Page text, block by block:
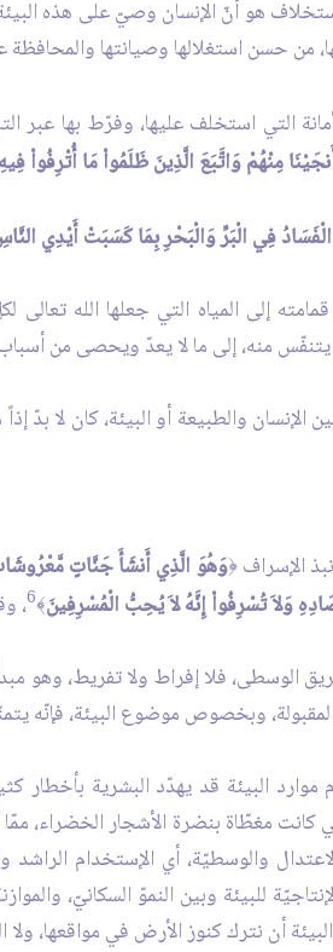
هو أنّ الإنسان وصيّ على هذه
حسن استغلالها وصيانتها والمحافظة
التي استخلف عليها، وفرّط بها عبر
مِنْهُمْ وَاتَّبَعَ الَّذِينَ ظَلَمُواْ مَا أُتْرِفُواْ
فِي الْبَرِّ وَالْبَحْرِ بِمَا كَسَبَتْ أَيْدِي
إلى المياه التي جعلها الله
يتنفّس منه، إلى ما لا يعدّ ويحصى من
الإنسان والطبيعة أو البيئة، كان لا بدّ
الإسراف﴿وَهُوَ الَّذِي أَنشَأَ جَنَّاتٍ
وَلاَ تُسْرِفُواْ إِنَّهُ لاَ يُحِبُّ الْمُسْرِفِينَ﴾6،
الوسطى، فلا إفراط ولا تفريط، وهو
وبخصوص موضوع البيئة، فإنّه
البيئة قد يهدّد البشرية بأخطار
كانت مغطّاة بنضرة الأشجار الخضراء،
والوسطيّة، أي الإستخدام
للبيئة وبين النموّ السكانيّ،
أن نترك كنوز الأرض في مواقعها، ولا